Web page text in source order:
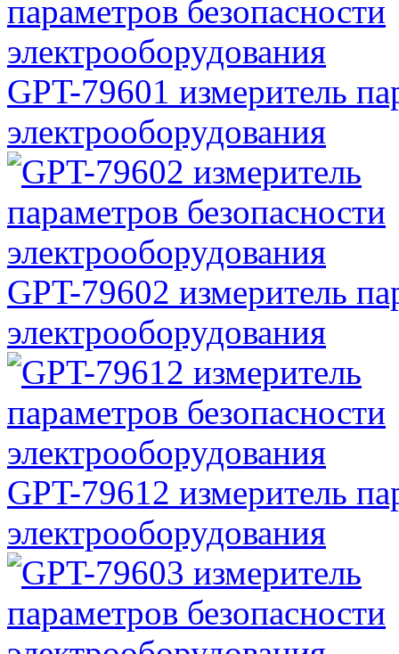
GPT-79601 измеритель
электрооборудования
GPT-79602 измеритель
электрооборудования
GPT-79612 измеритель
электрооборудования